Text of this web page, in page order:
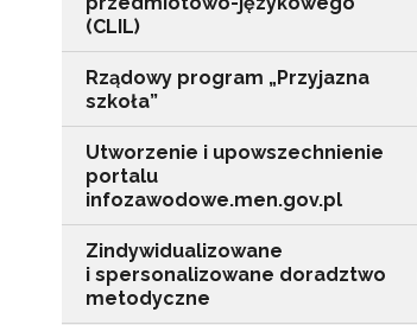
(CLIL)
Rządowy program „Przyjazna
szkoła”
Utworzenie i upowszechnienie
portalu
infozawodowe.men.gov.pl
Zindywidualizowane
i spersonalizowane doradztwo
metodyczne